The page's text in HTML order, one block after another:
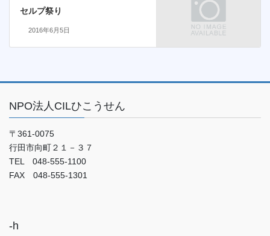
セルプ祭り
2016年6月5日
NPO法人CILひこうせん
〒361-0075
行田市向町２１－３７
TEL 048-555-1100
FAX 048-555-1301
-h